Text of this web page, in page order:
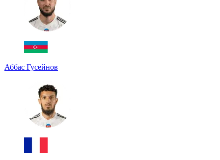
Аббас Гусейнов